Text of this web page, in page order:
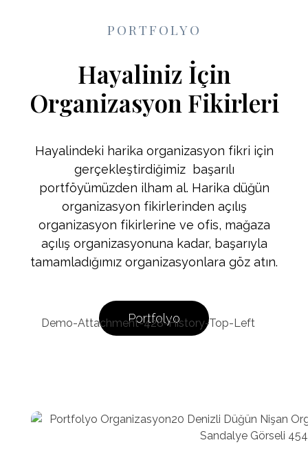
PORTFOLYO
Hayaliniz İçin
Organizasyon Fikirleri
Hayalindeki harika organizasyon fikri için
gerçekleştirdiğimiz başarılı
portföyümüzden ilham al. Harika düğün
organizasyon fikirlerinden açılış
organizasyon fikirlerine ve ofis, mağaza
açılış organizasyonuna kadar, başarıyla
tamamladığımız organizasyonlara göz atın.
Portfolyo